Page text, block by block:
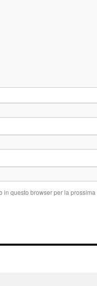
in questo browser per la